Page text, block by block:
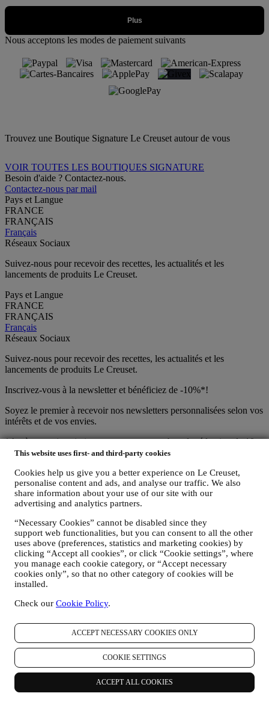
This website uses first- and third-party cookies
Cookies help us give you a better experience on Le Creuset,
personalise content and ads, and analyse our traffic. We also
share information about your use of our site with our
advertising and analytics partners.
“Necessary Cookies” cannot be disabled since they
support web functionalities, but you can consent to all the other
uses above (preferences, statistics and marketing cookies) by
clicking “Accept all cookies”, or click “Cookie settings”, where
you manage each cookie category, or “Accept necessary
cookies only”, so that no other category of cookies will be
installed.
Check our Cookie Policy.
ACCEPT NECESSARY COOKIES ONLY
COOKIE SETTINGS
ACCEPT ALL COOKIES
Nous acceptons les modes de paiement suivants
Trouvez une Boutique Signature Le Creuset autour de vous
VOIR TOUTES LES BOUTIQUES SIGNATURE
Besoin d'aide ? Contactez-nous.
Contactez-nous par mail
Pays et Langue
FRANCE
FRANÇAIS
Français
Réseaux Sociaux
Suivez-nous pour recevoir des recettes, les actualités et les
lancements de produits Le Creuset.
Pays et Langue
FRANCE
FRANÇAIS
Français
Réseaux Sociaux
Suivez-nous pour recevoir des recettes, les actualités et les
lancements de produits Le Creuset.
Inscrivez-vous à la newsletter et bénéficiez de -10%*!
Soyez le premier à recevoir nos newsletters personnalisées selon vos
intérêts et de vos envies.
*Après votre inscription, vous recevrez un bon de réduction de 10
% par e-mail. Lesconditions générales de promotions
Email
En vous inscrivant, vous consentez à ce que Le Creuset France et
Le Creuset Group AG gèrent vos données en tant que responsables
conjoints du traitement des données.Politique de confidentialité.
Merci pour votre inscription!
Vous recevrez bientôt des nouvelles de Le Creuset.
Produits
Cuisine & Pâtisserie
Les indispensables de la Cuisine
Découvrir
Nos Histoires
Concours